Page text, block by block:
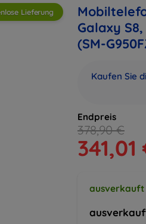
Lieferung
Galaxy
(SM-
Kaufen Sie
Endpreis
378,90 €
341,01
ausverkauft